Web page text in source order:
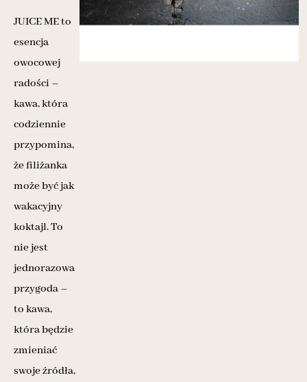
JUICE ME to
esencja
owocowej
radości –
kawa, która
codziennie
przypomina,
że filiżanka
może być jak
wakacyjny
koktajl. To
nie jest
jednorazowa
przygoda –
to kawa,
która będzie
zmieniać
swoje źródła,